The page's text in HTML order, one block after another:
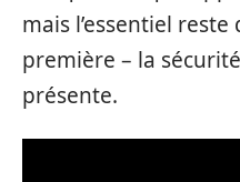
mais l’essentiel
première – la
présente.